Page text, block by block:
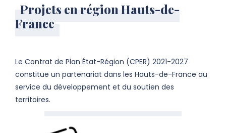
Projets en région Hauts-de-
France
Le Contrat de Plan État-Région (CPER) 2021-2027
constitue un partenariat dans les Hauts-de-France au
service du développement et du soutien des
territoires.